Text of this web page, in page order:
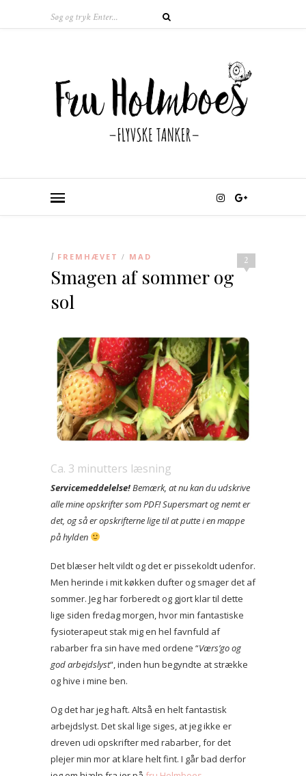
2
I FREMHÆVET / MAD
Smagen af sommer og
sol
Ca. 3 minutters læsning
Servicemeddelelse!Bemærk, at nu kan du udskrive
alle mine opskrifter som PDF! Supersmart og nemt er
det, og så er opskrifterne lige til at putte i en mappe
på hylden
Det blæser helt vildt og det er pissekoldt udenfor.
Men herinde i mit køkken dufter og smager det af
sommer. Jeg har forberedt og gjort klar til dette
lige siden fredag morgen, hvor min fantastiske
fysioterapeut stak mig en hel favnfuld af
rabarber fra sin have med ordene “Værs’go og
god arbejdslyst“, inden hun begyndte at strække
og hive i mine ben.
Og det har jeg haft. Altså en helt fantastisk
arbejdslyst. Det skal lige siges, at jeg ikke er
dreven udi opskrifter med rabarber, for det
plejer min mor at klare helt fint. I går bad derfor